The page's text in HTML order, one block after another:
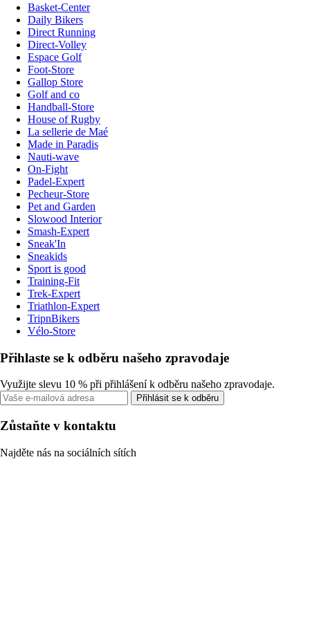
Basket-Center
Daily Bikers
Direct Running
Direct-Volley
Espace Golf
Foot-Store
Gallop Store
Golf and co
Handball-Store
House of Rugby
La sellerie de Maé
Made in Paradis
Nauti-wave
On-Fight
Padel-Expert
Pecheur-Store
Pet and Garden
Slowood Interior
Smash-Expert
Sneak'In
Sneakids
Sport is good
Training-Fit
Trek-Expert
Triathlon-Expert
TripnBikers
Vélo-Store
Přihlaste se k odběru našeho zpravodaje
Využijte slevu 10 % při přihlášení k odběru našeho zpravodaje.
Přihlásit se k odběru
Zůstaňte v kontaktu
Najděte nás na sociálních sítích